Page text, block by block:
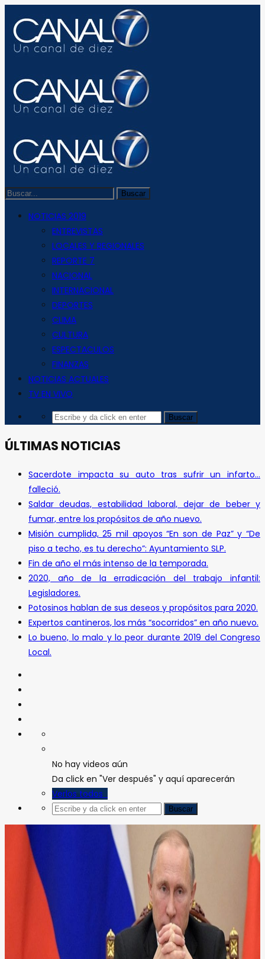
NOTICIAS 2019
ENTREVISTAS
LOCALES Y REGIONALES
REPORTE 7
NACIONAL
INTERNACIONAL
DEPORTES
CLIMA
CULTURA
ESPECTACULOS
FINANZAS
NOTICIAS ACTUALES
TV EN VIVO
ÚLTIMAS NOTICIAS
Sacerdote impacta su auto tras sufrir un infarto…
falleció.
Saldar deudas, estabilidad laboral, dejar de beber y
fumar, entre los propósitos de año nuevo.
Misión cumplida, 25 mil apoyos “En son de Paz” y “De
piso a techo, es tu derecho”: Ayuntamiento SLP.
Fin de año el más intenso de la temporada.
2020, año de la erradicación del trabajo infantil:
Legisladores.
Potosinos hablan de sus deseos y propósitos para 2020.
Expertos cantineros, los más “socorridos” en año nuevo.
Lo bueno, lo malo y lo peor durante 2019 del Congreso
Local.
No hay videos aún
Da click en "Ver después" y aquí aparecerán
Verlos todos